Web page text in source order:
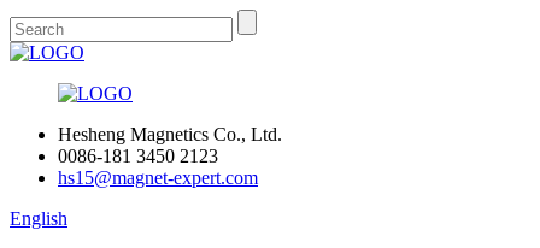
Hesheng Magnetics Co., Ltd.
0086-181 3450 2123
hs15@magnet-expert.com
English